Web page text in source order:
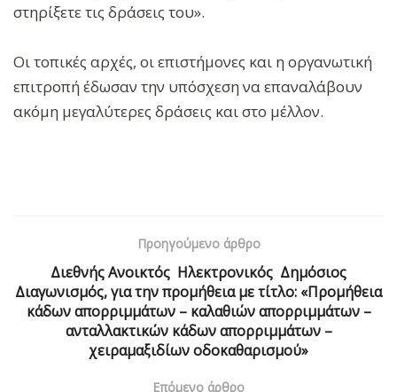
στηρίξετε τις δράσεις του».
Οι τοπικές αρχές, οι επιστήμονες και η οργανωτική
επιτροπή έδωσαν την υπόσχεση να επαναλάβουν
ακόμη μεγαλύτερες δράσεις και στο μέλλον.
Προηγούμενο άρθρο
Διεθνής Ανοικτός Ηλεκτρονικός Δημόσιος
Διαγωνισμός, για την προμήθεια με τίτλο: «Προμήθεια
κάδων απορριμμάτων – καλαθιών απορριμμάτων –
ανταλλακτικών κάδων απορριμμάτων –
χειραμαξιδίων οδοκαθαρισμού»
Επόμενο άρθρο